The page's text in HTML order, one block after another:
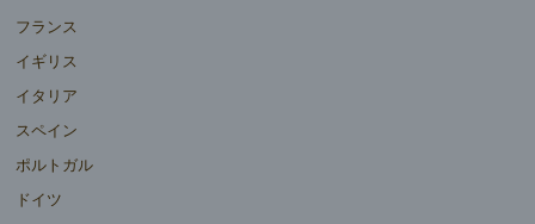
フランス
イギリス
イタリア
スペイン
ポルトガル
ドイツ